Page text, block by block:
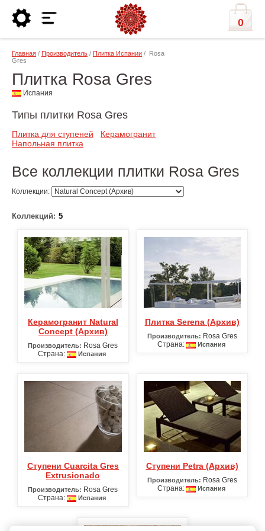
0
Главная / Производитель / Плитка Испании / Rosa
Gres
Плитка Rosa Gres
Испания
Типы плитки Rosa Gres
Плитка для ступеней
Керамогранит
Напольная плитка
Все коллекции плитки Rosa Gres
Коллекции:
Коллекций: 5
Керамогранит Natural
Concept (Архив)
Производитель: Rosa Gres
Страна:
Испания
Плитка Serena (Архив)
Производитель: Rosa Gres
Страна:
Испания
Ступени Cuarcita Gres
Extrusionado
Производитель: Rosa Gres
Страна:
Испания
Ступени Petra (Архив)
Производитель: Rosa Gres
Страна:
Испания